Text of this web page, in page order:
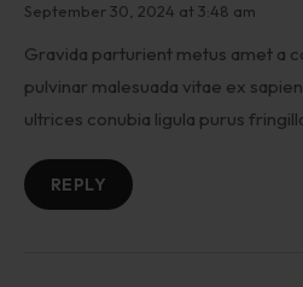
September 30, 2024 at 3:48 am
Gravida parturient metus amet a
pulvinar malesuada vitae ex
ultrices conubia ligula purus
REPLY